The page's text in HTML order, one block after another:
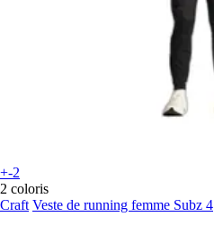
+-2
2 coloris
Craft Veste de running femme Subz 4